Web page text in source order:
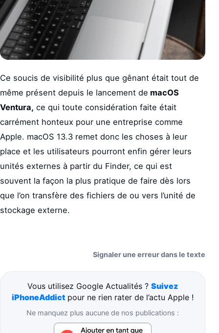
Ce soucis de visibilité plus que gênant était tout de
même présent depuis le lancement de macOS
Ventura, ce qui toute considération faite était
carrément honteux pour une entreprise comme
Apple. macOS 13.3 remet donc les choses à leur
place et les utilisateurs pourront enfin gérer leurs
unités externes à partir du Finder, ce qui est
souvent la façon la plus pratique de faire dès lors
que l’on transfère des fichiers de ou vers l’unité de
stockage externe.
Signaler une erreur dans le texte
Vous utilisez Google Actualités ? Suivez
iPhoneAddict pour ne rien rater de l’actu Apple !
Ne manquez plus aucune de nos publications :